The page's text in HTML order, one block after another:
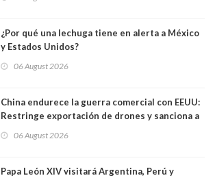
¿Por qué una lechuga tiene en alerta a México
y Estados Unidos?
06 August 2026
China endurece la guerra comercial con EEUU:
Restringe exportación de drones y sanciona a
06 August 2026
Papa León XIV visitará Argentina, Perú y